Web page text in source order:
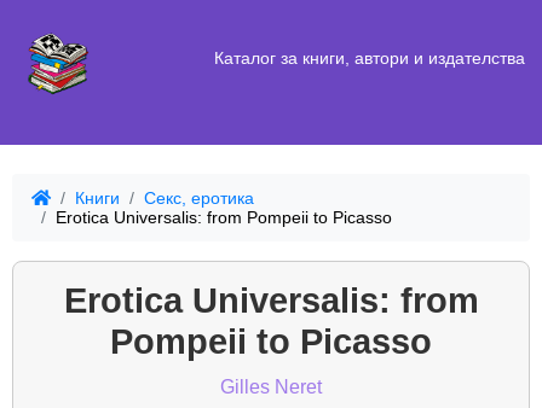
Каталог за книги, автори и издателства
Книги
Секс, еротика
Erotica Universalis: from Pompeii to Picasso
Erotica Universalis: from
Pompeii to Picasso
Gilles Neret